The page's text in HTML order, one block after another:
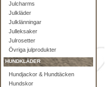
Julcharms
Julkläder
Julklänningar
Julleksaker
Julrosetter
Övriga julprodukter
HUNDKLÄDER
Hundjackor & Hundtäcken
Hundskor